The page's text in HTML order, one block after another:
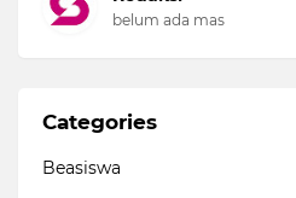
belum ada mas
Categories
Beasiswa